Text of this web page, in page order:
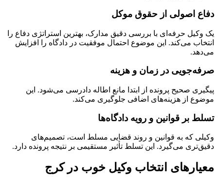
دفاع اصولی از حقوق موکل
یک وکیل حرفه‌ای با بررسی دقیق مدارک، بهترین استراتژی دفاع را
انتخاب می‌کند. این موضوع احتمال موفقیت در دادگاه را افزایش
می‌دهد.
صرفه‌جویی در زمان و هزینه
پیگیری صحیح پرونده از ابتدا مانع اطاله دادرسی می‌شود. این
موضوع از هزینه‌های اضافی جلوگیری می‌کند.
تسلط بر قوانین و رویه دادگاه‌ها
وکیلی که به قوانین و روند قضایی مسلط است، تصمیم‌های
دقیق‌تری می‌گیرد. این تسلط تأثیر مستقیمی بر نتیجه پرونده دارد.
معیارهای انتخاب وکیل خوب در کرج